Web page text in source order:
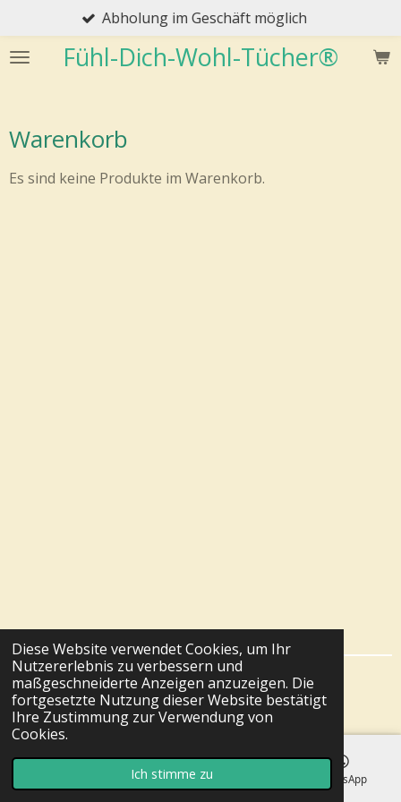
Diese Website verwendet Cookies, um Ihr
Nutzererlebnis zu verbessern und
maßgeschneiderte Anzeigen anzuzeigen. Die
fortgesetzte Nutzung dieser Website bestätigt
Ihre Zustimmung zur Verwendung von
Cookies.
Ich stimme zu
Hauptinhalt
springenFühl-Dich-Wohl-Tücher®
Abholung im Geschäft möglich
Warenkorb
Es sind keine Produkte im Warenkorb.
© 2024 - 2026 fuehldichwohltuecher.at
Mit Unterstützung vonWebador
Telefon WhatsApp